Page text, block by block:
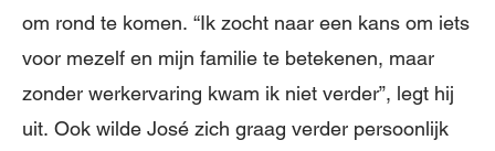
om rond te komen. “Ik zocht naar een kans om iets
voor mezelf en mijn familie te betekenen, maar
zonder werkervaring kwam ik niet verder”, legt hij
uit. Ook wilde José zich graag verder persoonlijk